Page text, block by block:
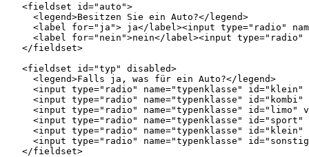
<fieldset id="auto">
<legend>Besitzen Sie ein Auto?</legend>
<label for="ja"> ja</label ><input type="radio"
<label for="nein">nein</label ><input type="radio"
</fieldset>
<fieldset id="typ" disabled>
<legend>Falls ja, was für ein Auto?</legend>
<input type="radio" name="typenklasse" id="klein"
<input type="radio" name="typenklasse" id="kombi"
<input type="radio" name="typenklasse" id="limo"
<input type="radio" name="typenklasse" id="sport"
<input type="radio" name="typenklasse" id="klein"
<input type="radio" name="typenklasse" id=
</fieldset>